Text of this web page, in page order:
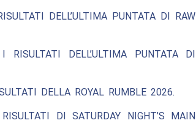
DELL’ULTIMA PUNTATA DI RAW
DELL’ULTIMA PUNTATA DI
DELLA ROYAL RUMBLE 2026.
DI SATURDAY NIGHT’S MAIN